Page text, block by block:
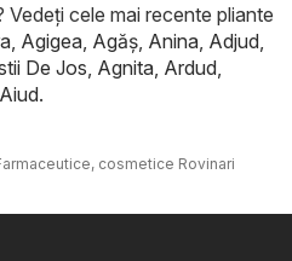
Vedeți cele mai recente pliante
Agigea Agăş Anina Adjud
De Jos Agnita Ardud
Aiud.
cosmetice Rovinari